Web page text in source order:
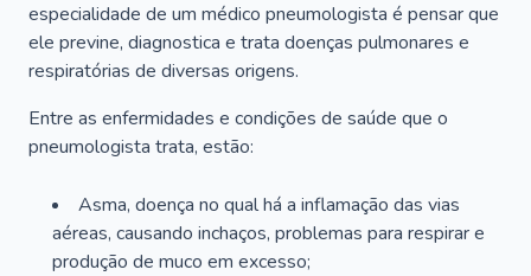
especialidade de um médico pneumologista é pensar que
ele previne, diagnostica e trata doenças pulmonares e
respiratórias de diversas origens.
Entre as enfermidades e condições de saúde que o
pneumologista trata, estão:
Asma, doença no qual há a inflamação das vias
aéreas, causando inchaços, problemas para respirar e
produção de muco em excesso;